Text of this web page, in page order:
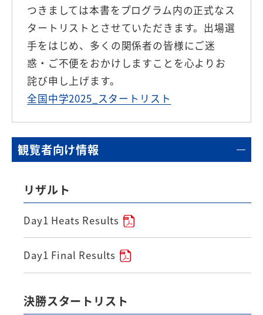
つきましては本書をプログラム内の正式なス
タートリストとさせていただきます。出場選
手をはじめ、多くの関係者の皆様にご迷
惑・ご不便をおかけしますことを心よりお
詫び申し上げます。
全国中学2025_スタートリスト
観覧者向け情報
リザルト
Day1 Heats Results
Day1 Final Results
決勝スタートリスト